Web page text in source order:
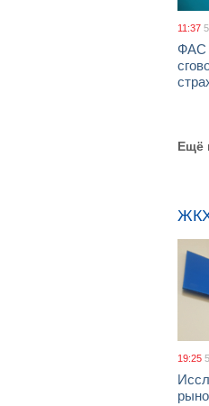
11:37
ФАС
Ещё
19:25